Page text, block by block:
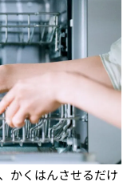
かくはんさせるだけ